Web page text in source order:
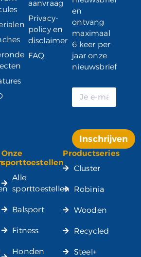
aanvraag
Privacy-
policy en
disclaimer
FAQ
en
ontvang
maximaal
6 keer per
jaar onze
nieuwsbrief
Inschrijven
Alternative:
Onze
sporttoestellen
Alle
sporttoestellen
Balsport
Fitness
Honden
Productseries
Cluster
Robinia
Wooden
Recycled
Steel+